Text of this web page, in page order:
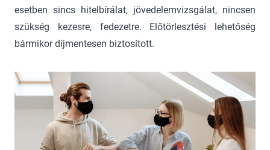
esetben sincs hitelbírálat, jövedelemvizsgálat, nincsen
szükség kezesre, fedezetre. Előtörlesztési lehetőség
bármikor díjmentesen biztosított.